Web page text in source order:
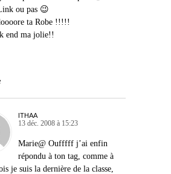
ou pas 😉
ta Robe !!!!!
end ma jolie!!
ITHAA
13 déc. 2008 à 15:23
Marie@ Oufffff j’ai enfin
répondu à ton tag, comme à
je suis la dernière de la classe,